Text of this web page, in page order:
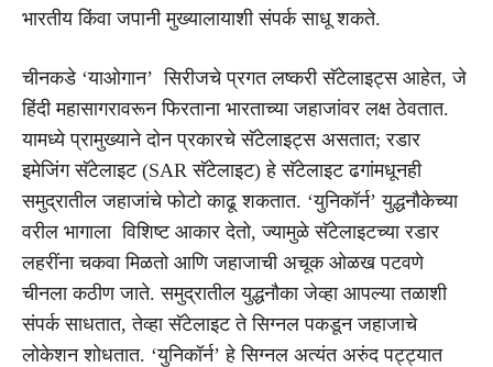
भारतीय किंवा जपानी मुख्यालायाशी संपर्क साधू शकते.
चीनकडे ‘याओगान’ सिरीजचे प्रगत लष्करी सॅटेलाइट्स आहेत, जे
हिंदी महासागरावरून फिरताना भारताच्या जहाजांवर लक्ष ठेवतात.
यामध्ये प्रामुख्याने दोन प्रकारचे सॅटेलाइट्स असतात; रडार
इमेजिंग सॅटेलाइट (SAR सॅटेलाइट) हे सॅटेलाइट ढगांमधूनही
समुद्रातील जहाजांचे फोटो काढू शकतात. ‘युनिकॉर्न’ युद्धनौकेच्या
वरील भागाला विशिष्ट आकार देतो, ज्यामुळे सॅटेलाइटच्या रडार
लहरींना चकवा मिळतो आणि जहाजाची अचूक ओळख पटवणे
चीनला कठीण जाते. समुद्रातील युद्धनौका जेव्हा आपल्या तळाशी
संपर्क साधतात, तेव्हा सॅटेलाइट ते सिग्नल पकडून जहाजाचे
लोकेशन शोधतात. ‘युनिकॉर्न’ हे सिग्नल अत्यंत अरुंद पट्ट्यात